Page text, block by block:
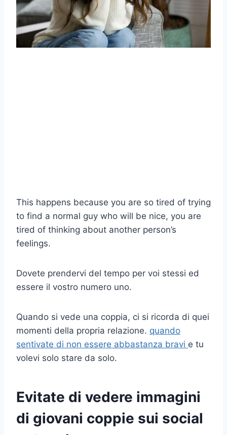
This happens because you are so tired of trying
to find a normal guy who will be nice, you are
tired of thinking about another person’s
feelings.
Dovete prendervi del tempo per voi stessi ed
essere il vostro numero uno.
Quando si vede una coppia, ci si ricorda di quei
momenti della propria relazione. quando
sentivate di non essere abbastanza bravi e tu
volevi solo stare da solo.
Evitate di vedere immagini
di giovani coppie sui social